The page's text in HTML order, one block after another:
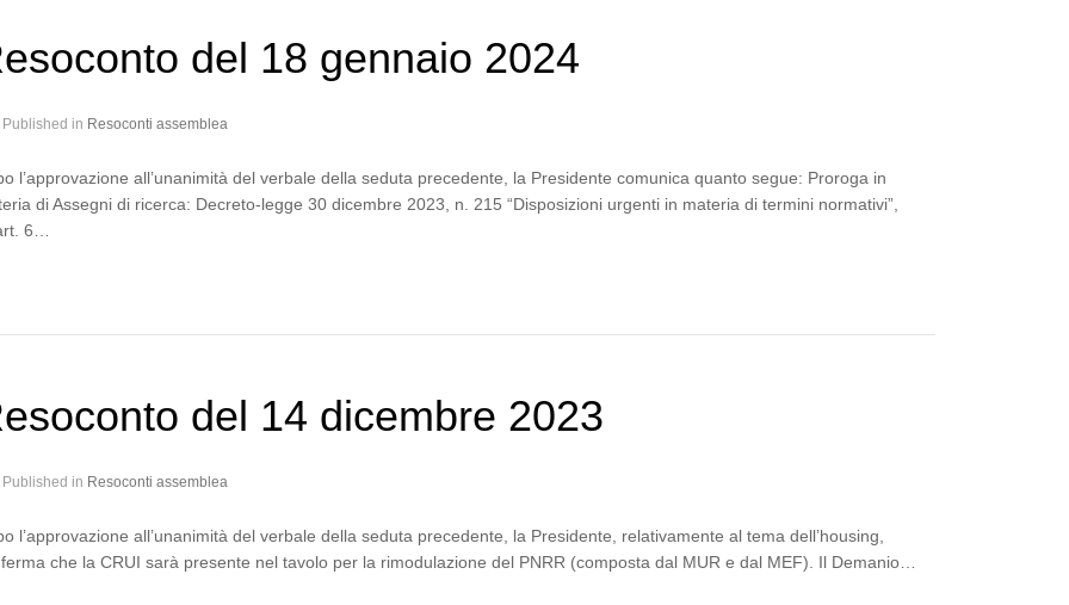
del 18 gennaio 2024
Published in Resoconti assemblea
l’approvazione all’unanimità del verbale della seduta precedente, la Presidente comunica quanto segue: Proroga in
di Assegni di ricerca: Decreto-legge 30 dicembre 2023, n. 215 “Disposizioni urgenti in materia di termini normativi”,
6…
del 14 dicembre 2023
Published in Resoconti assemblea
l’approvazione all’unanimità del verbale della seduta precedente, la Presidente, relativamente al tema dell’housing,
che la CRUI sarà presente nel tavolo per la rimodulazione del PNRR (composta dal MUR e dal MEF). Il Demanio…